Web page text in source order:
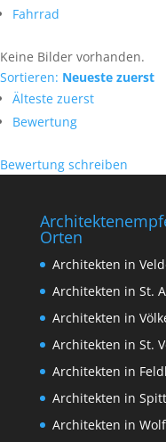
Fahrrad
Keine Bilder vorhanden.
Sortieren: Neueste zuerst
Älteste zuerst
Bewertung
Bewertung schreiben
Orten
Architekten in
Architekten in St.
Architekten in
Architekten in St.
Architekten in
Architekten in
Architekten in